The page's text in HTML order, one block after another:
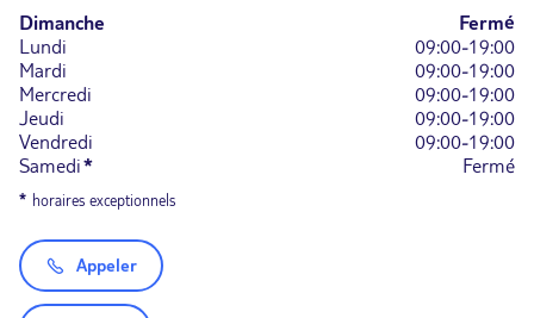
Dimanche
Fermé
Lundi
09:00-19:00
Mardi
09:00-19:00
Mercredi
09:00-19:00
Jeudi
09:00-19:00
Vendredi
09:00-19:00
Samedi* Fermé
* horaires exceptionnels
Appeler